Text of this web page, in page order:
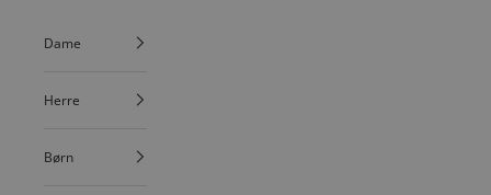
Dame
Herre
Børn